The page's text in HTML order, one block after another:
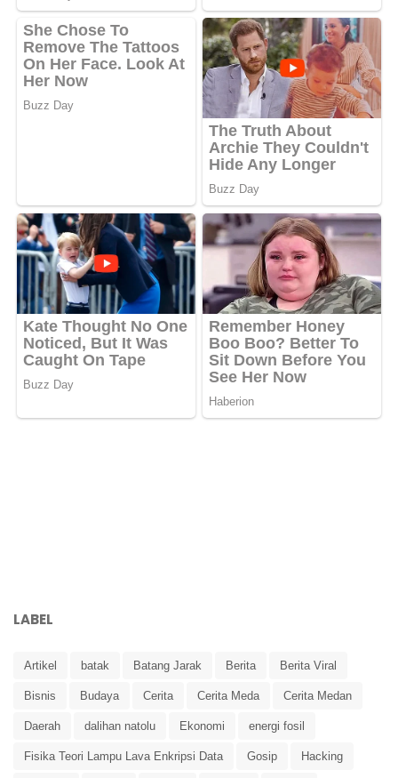
LABEL
Artikel batak Batang Jarak Berita Berita Viral
Bisnis Budaya Cerita Cerita Meda Cerita Medan
Daerah dalihan natolu Ekonomi energi fosil
Fisika Teori Lampu Lava Enkripsi Data Gosip Hacking